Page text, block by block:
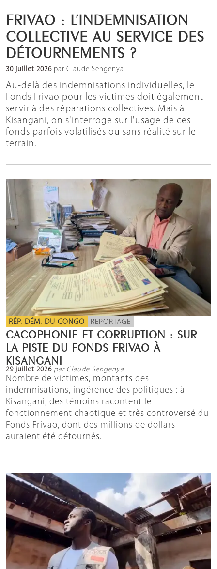
FRIVAO : L’INDEMNISATION
COLLECTIVE AU SERVICE DES
DÉTOURNEMENTS ?
30 juillet 2026 par Claude Sengenya
Au-delà des indemnisations individuelles, le
Fonds Frivao pour les victimes doit également
servir à des réparations collectives. Mais à
Kisangani, on s'interroge sur l'usage de ces
fonds parfois volatilisés ou sans réalité sur le
terrain.
RÉP. DÉM. DU CONGO REPORTAGE
CACOPHONIE ET CORRUPTION : SUR
LA PISTE DU FONDS FRIVAO À
KISANGANI
29 juillet 2026 par Claude Sengenya
Nombre de victimes, montants des
indemnisations, ingérence des politiques : à
Kisangani, des témoins racontent le
fonctionnement chaotique et très controversé du
Fonds Frivao, dont des millions de dollars
auraient été détournés.